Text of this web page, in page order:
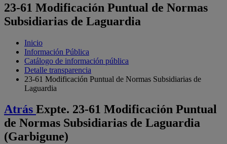
23-61 Modificación Puntual de Normas
Subsidiarias de Laguardia
Inicio
Información Pública
Catálogo de información pública
Detalle transparencia
23-61 Modificación Puntual de Normas Subsidiarias de
Laguardia
Atrás Expte. 23-61 Modificación Puntual
de Normas Subsidiarias de Laguardia
(Garbigune)